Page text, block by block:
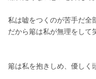
私は嘘をつくのが苦手だ全
だから簓は私が無理をして
簓は私を抱きしめ、優しく